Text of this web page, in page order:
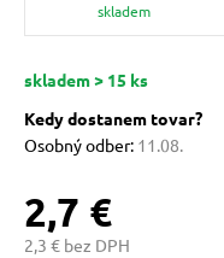
poukazy
skladem
skladem > 15 ks
Kedy dostanem tovar?
Osobný odber: 11.08.
2,7 €
2,3 € bez DPH